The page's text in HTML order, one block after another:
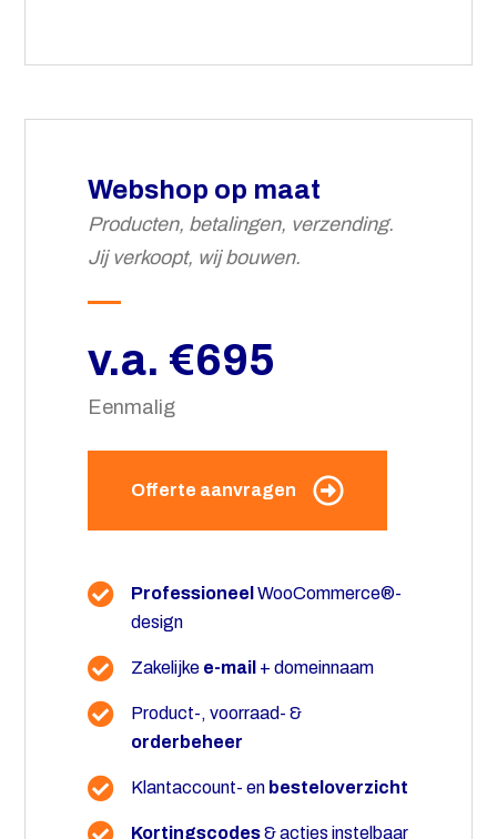
Webshop op maat
Producten, betalingen, verzending.
Jij verkoopt, wij bouwen.
v.a. €695
Eenmalig
Offerte aanvragen
Professioneel WooCommerce®-
design
Zakelijke e-mail + domeinnaam
Product-, voorraad- &
orderbeheer
Klantaccount- en besteloverzicht
Kortingscodes& acties instelbaar